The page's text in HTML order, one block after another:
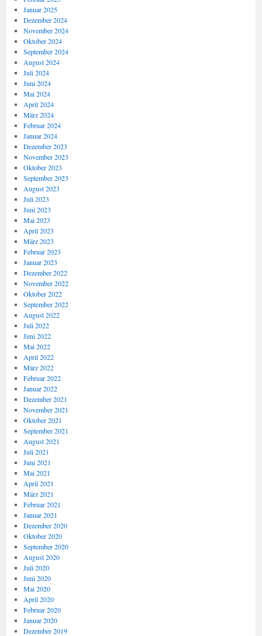
Januar 2025
Dezember 2024
November 2024
Oktober 2024
September 2024
August 2024
Juli 2024
Juni 2024
Mai 2024
April 2024
März 2024
Februar 2024
Januar 2024
Dezember 2023
November 2023
Oktober 2023
September 2023
August 2023
Juli 2023
Juni 2023
Mai 2023
April 2023
März 2023
Februar 2023
Januar 2023
Dezember 2022
November 2022
Oktober 2022
September 2022
August 2022
Juli 2022
Juni 2022
Mai 2022
April 2022
März 2022
Februar 2022
Januar 2022
Dezember 2021
November 2021
Oktober 2021
September 2021
August 2021
Juli 2021
Juni 2021
Mai 2021
April 2021
März 2021
Februar 2021
Januar 2021
Dezember 2020
Oktober 2020
September 2020
August 2020
Juli 2020
Juni 2020
Mai 2020
April 2020
Februar 2020
Januar 2020
Dezember 2019